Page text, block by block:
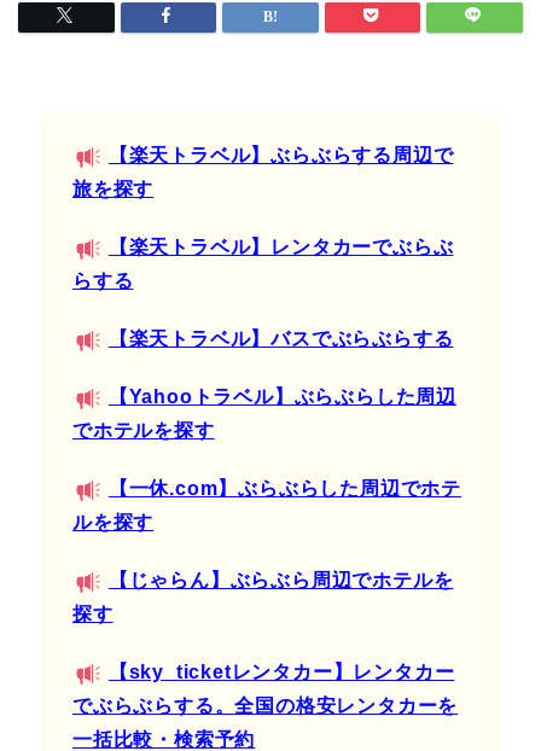
【楽天トラベル】ぶらぶらする周辺で
旅を探す
【楽天トラベル】レンタカーでぶらぶ
らする
【楽天トラベル】バスでぶらぶらする
【Yahooトラベル】ぶらぶらした周辺
でホテルを探す
【一休.com】ぶらぶらした周辺でホテ
ルを探す
【じゃらん】ぶらぶら周辺でホテルを
探す
【sky_ticketレンタカー】レンタカー
でぶらぶらする。全国の格安レンタカーを
一括比較・検索予約